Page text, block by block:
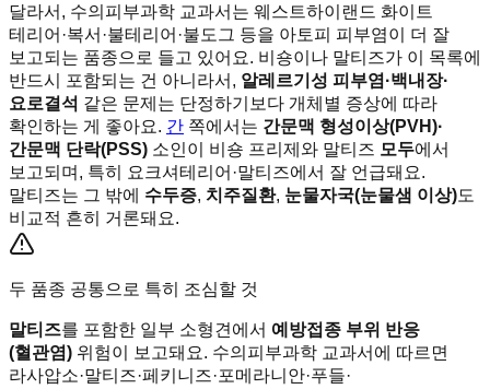
달라서, 수의피부과학 교과서는 웨스트하이랜드 화이트
테리어·복서·불테리어·불도그 등을 아토피 피부염이 더 잘
보고되는 품종으로 들고 있어요. 비숑이나 말티즈가 이 목록에
반드시 포함되는 건 아니라서, 알레르기성 피부염·백내장·
요로결석 같은 문제는 단정하기보다 개체별 증상에 따라
확인하는 게 좋아요. 간 쪽에서는 간문맥 형성이상(PVH)·
간문맥 단락(PSS) 소인이 비숑 프리제와 말티즈 모두에서
보고되며, 특히 요크셔테리어·말티즈에서 잘 언급돼요.
말티즈는 그 밖에 수두증, 치주질환, 눈물자국(눈물샘 이상)도
비교적 흔히 거론돼요.
두 품종 공통으로 특히 조심할 것
말티즈를 포함한 일부 소형견에서 예방접종 부위 반응
(혈관염) 위험이 보고돼요. 수의피부과학 교과서에 따르면
라사압소·말티즈·페키니즈·포메라니안·푸들·